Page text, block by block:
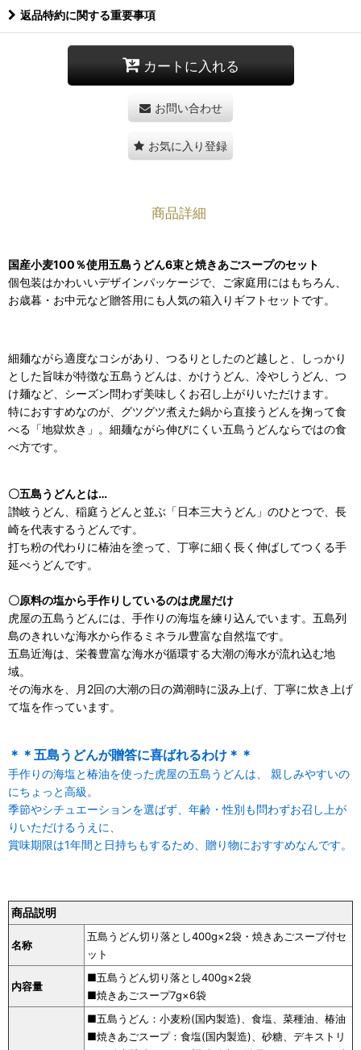
返品特約に関する重要事項
カートに入れる
お問い合わせ
お気に入り登録
商品詳細
国産小麦100％使用五島うどん6束と焼きあごスープのセット
個包装はかわいいデザインパッケージで、ご家庭用にはもちろん、
お歳暮・お中元など贈答用にも人気の箱入りギフトセットです。
細麺ながら適度なコシがあり、つるりとしたのど越しと、しっかり
とした旨味が特徴な五島うどんは、かけうどん、冷やしうどん、つ
け麺など、シーズン問わず美味しくお召し上がりいただけます。
特におすすめなのが、グツグツ煮えた鍋から直接うどんを掬って食
べる「地獄炊き」。細麺ながら伸びにくい五島うどんならではの食
べ方です。
〇五島うどんとは…
讃岐うどん、稲庭うどんと並ぶ「日本三大うどん」のひとつで、長
崎を代表するうどんです。
打ち粉の代わりに椿油を塗って、丁寧に細く長く伸ばしてつくる手
延べうどんです。
〇原料の塩から手作りしているのは虎屋だけ
虎屋の五島うどんには、手作りの海塩を練り込んでいます。五島列
島のきれいな海水から作るミネラル豊富な自然塩です。
五島近海は、栄養豊富な海水が循環する大潮の海水が流れ込む地
域。
その海水を、月2回の大潮の日の満潮時に汲み上げ、丁寧に炊き上げ
て塩を作っています。
＊＊五島うどんが贈答に喜ばれるわけ＊＊
手作りの海塩と椿油を使った虎屋の五島うどんは、 親しみやすいの
にちょっと高級。
季節やシチュエーションを選ばず、年齢・性別も問わずお召し上が
りいただけるうえに、
賞味期限は1年間と日持ちもするため、贈り物におすすめなんです。
商品説明
名称
五島うどん切り落とし400g×2袋・焼きあごスープ付セ
ット
内容量
■五島うどん切り落とし400g×2袋
■焼きあごスープ7g×6袋
■五島うどん：小麦粉(国内製造)、食塩、菜種油、椿油
■焼きあごスープ：食塩(国内製造)、砂糖、デキストリ